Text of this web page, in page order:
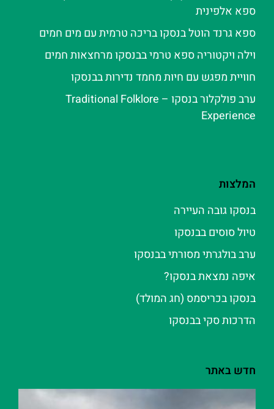
ספא אלפינית
ספא גרנד הוטל בנסקו בריכה טרמית עם מים חמים
וילה ויקטוריה ספא טרמי בבנסקו מרחצאות חמים
חוויית מפגש עם חיות מחמד נדירות בבנסקו
ערב פולקלור בנסקו – Traditional Folklore
Experience
המלצות
בנסקו גובה העיירה
טיול סוסים בבנסקו
ערב בולגרתי מסורתי בבנסקו
איפה נמצאת בנסקו?
בנסקו בכריסמס (חג המולד)
הדרכות סקי בבנסקו
חדש באתר